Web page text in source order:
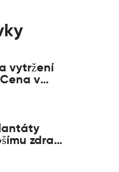
vytržení
v
typu
zdraví:
výhody